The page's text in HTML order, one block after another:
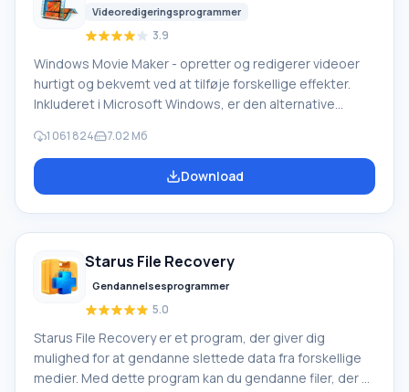
Videoredigeringsprogrammer
3.9
Windows Movie Maker - opretter og redigerer videoer
hurtigt og bekvemt ved at tilføje forskellige effekter.
Inkluderet i Microsoft Windows, er den alternative
Live-softwarepakke fra Microsoft. Funktioner i Windows
Movie Maker: Optag video fra forskellige kilder
(videokameraer, mobiltelefoner, digitale videokameraer,
1 061 824 7.02 Мб
Download
Starus File Recovery
Gendannelsesprogrammer
5.0
Starus File Recovery er et program, der giver dig
mulighed for at gendanne slettede data fra forskellige
medier. Med dette program kan du gendanne filer, der er